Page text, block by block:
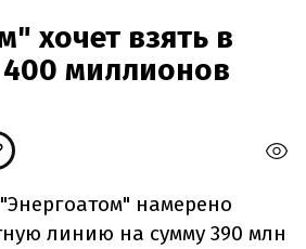
хочет взять в
миллионов
намерено
линию на сумму 390 млн